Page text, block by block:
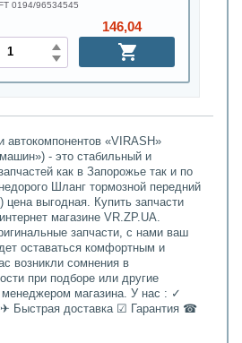
0194/96534545
146,04
автокомпонентов «VIRASH»
- это стабильный и
как в Запорожье так и по
Шланг тормозной передний
выгодная. Купить запчасти
магазине VR.ZP.UA.
запчасти, с нами ваш
оставаться комфортным и
возникли сомнения в
при подборе или другие
магазина. У нас : ✓
Быстрая доставка ☑ Гарантия ☎